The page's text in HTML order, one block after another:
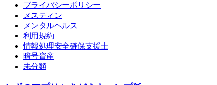
プライバシーポリシー
メスティン
メンタルヘルス
利用規約
情報処理安全確保支援士
暗号資産
未分類